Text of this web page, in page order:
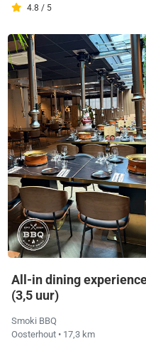
4.8 / 5
All-in dining
(3,5 uur)
Smoki BBQ
Oosterhout • 17,3 km